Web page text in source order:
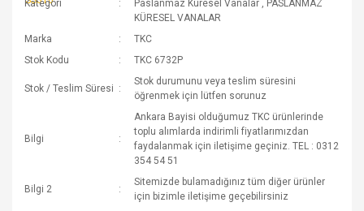
Kategori
Paslanmaz Küresel Vanalar , PASLANMAZ
KÜRESEL VANALAR
Marka
TKC
Stok Kodu
TKC 6732P
Stok / Teslim Süresi
Stok durumunu veya teslim süresini
öğrenmek için lütfen sorunuz
Bilgi
Ankara Bayisi olduğumuz TKC ürünlerinde
toplu alımlarda indirimli fiyatlarımızdan
faydalanmak için iletişime geçiniz. TEL : 0312
354 54 51
Bilgi 2
Sitemizde bulamadığınız tüm diğer ürünler
için bizimle iletişime geçebilirsiniz